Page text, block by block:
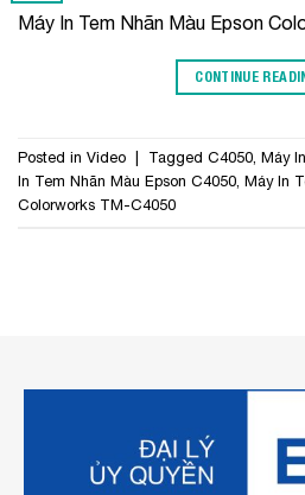
Máy In Tem Nhãn Màu Epson
CONTINUE
Posted in Video Tagged C4050, Máy
In Tem Nhãn Màu Epson C4050, Máy In
Colorworks TM-C4050